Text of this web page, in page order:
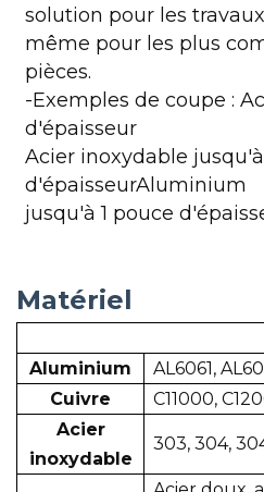
solution pour les
même pour les plus
pièces.
-Exemples de coupe :
d'épaisseur
Acier inoxydable jusqu'à
d'épaisseurAluminium
jusqu'à 1 pouce
Matériel
Aluminium
AL6061,
Cuivre
C11000,
Acier
inoxydable
303, 304,